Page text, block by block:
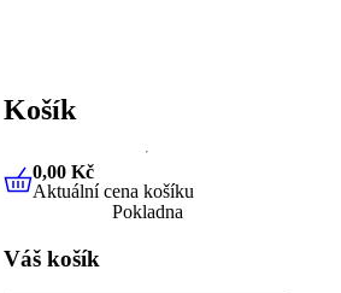
Košík
0,00 KčAktuální cena košíku
0,00 Kč
Aktuální cena košíku
Pokladna
Váš košík